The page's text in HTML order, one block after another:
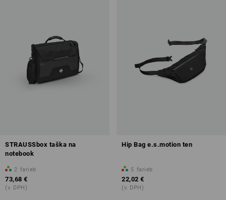
STRAUSSbox taška na
notebook
2 farieb
73,68 €
(v. DPH)
Hip Bag e.s.motion ten
5 farieb
22,02 €
(v. DPH)